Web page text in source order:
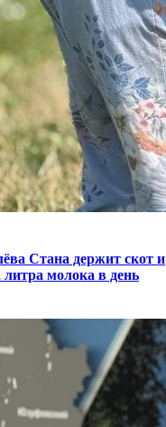
Стана держит скот и
литра молока в день